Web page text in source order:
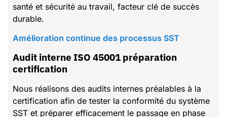
santé et sécurité au travail, facteur clé de succès
durable.
Amélioration continue des processus SST
Audit interne ISO 45001 préparation
certification
Nous réalisons des audits internes préalables à la
certification afin de tester la conformité du système
SST et préparer efficacement le passage en phase